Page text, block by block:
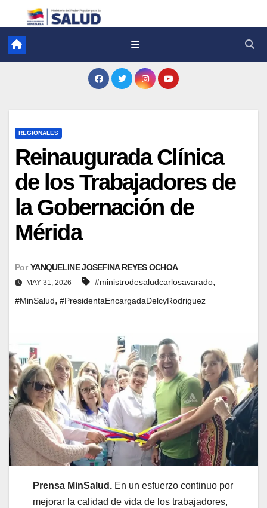
REGIONALES
Reinaugurada Clínica
de los Trabajadores de
la Gobernación de
Mérida
Por YANQUELINE JOSEFINA REYES OCHOA
MAY 31, 2026 #ministrodesaludcarlosavarado,
#MinSalud, #PresidentaEncargadaDelcyRodriguez
Prensa MinSalud. En un esfuerzo continuo por
mejorar la calidad de vida de los trabajadores,